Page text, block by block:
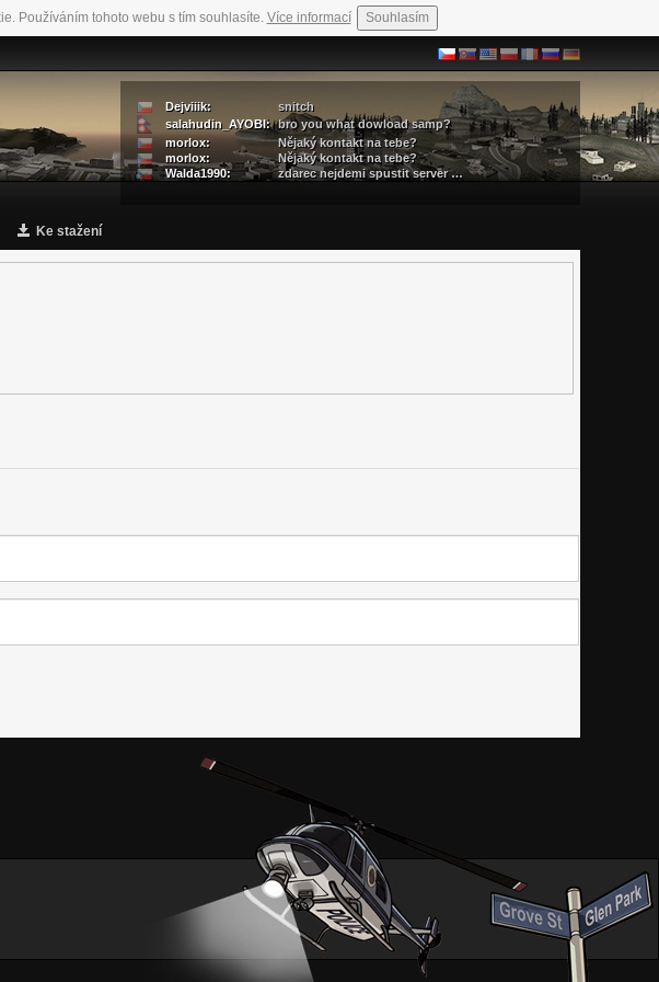
Používáním tohoto webu s tím souhlasíte. Více informací Souhlasím
Dejviiik:
snitch
salahudin_AYOBI: bro you what dowload samp?
morlox:
Nějaký kontakt na tebe?
morlox:
Nějaký kontakt na tebe?
Walda1990:
zdarec nejdemi spustit server …
Ke stažení